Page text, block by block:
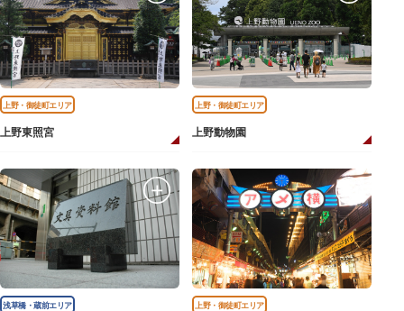
上野・御徒町エリア
上野東照宮
上野・御徒町エリア
上野動物園
浅草橋・蔵前エリア 上野・御徒町エリア